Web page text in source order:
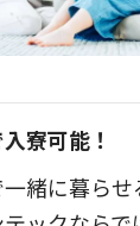
寮可能！
緒に暮らせ